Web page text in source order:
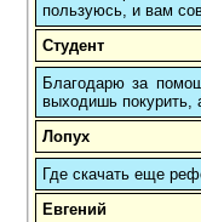
пользуюсь, и вам
Студент
Благодарю за
выходишь покурить,
Лопух
Где скачать еще
Евгений